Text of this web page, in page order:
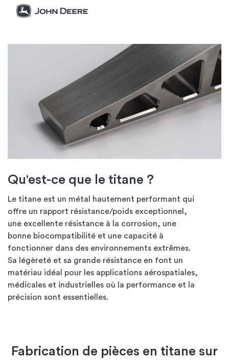
Qu'est-ce que le titane ?
Le titane est un métal hautement performant qui
offre un rapport résistance/poids exceptionnel,
une excellente résistance à la corrosion, une
bonne biocompatibilité et une capacité à
fonctionner dans des environnements extrêmes.
Sa légèreté et sa grande résistance en font un
matériau idéal pour les applications aérospatiales,
médicales et industrielles où la performance et la
précision sont essentielles.
Fabrication de pièces en titane sur